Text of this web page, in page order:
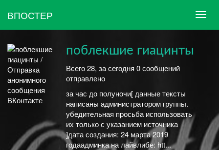
ВПОСТЕР
поблекшие гиацинты
Всего 28, за сегодня 0 сообщений
отправлено
за час до полуночи[ данные тексты
написаны администратором группы.
убедительная просьба использовать
их только с указанием источника
]дата создания: 24 марта 2019
годаадминка на лайвлибе: htt...